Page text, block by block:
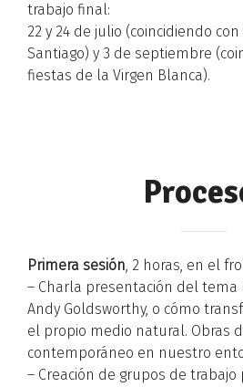
trabajo final:
22 y 24 de julio (coincidiendo
Santiago) y 3 de septiembre
fiestas de la Virgen Blanca).
Primera sesión, 2 horas, en el
– Charla presentación del tema
Andy Goldsworthy, o cómo
el propio medio natural. Obras
contemporáneo en nuestro
– Creación de grupos de trabajo